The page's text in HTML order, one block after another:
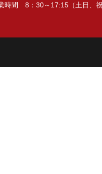
時間 8：30～17:15（土日、